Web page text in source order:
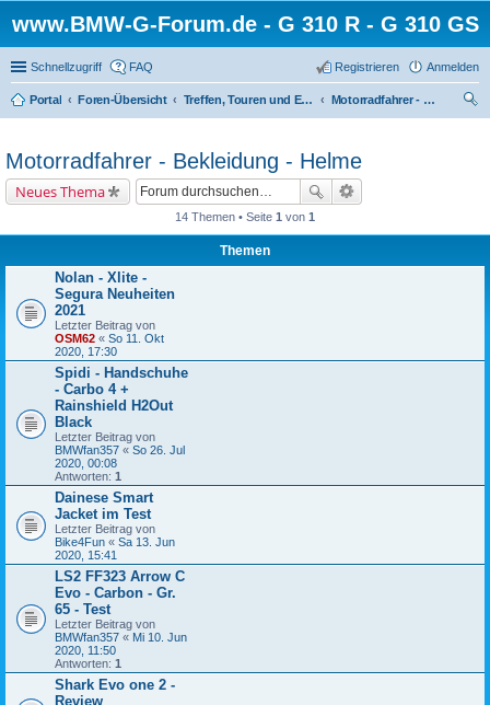
www.BMW-G-Forum.de - G 310 R - G 310 GS
Schnellzugriff FAQ Anmelden
Registrieren
Portal Foren-Übersicht Treffen, Touren und Events und alles was dazu gehört
Motorradfahrer - Bekleidung - Helme
Motorradfahrer - Bekleidung - Helme
Neues Thema
14 Themen • Seite 1 von 1
Themen
Nolan - Xlite -
Segura Neuheiten
2021
Letzter Beitrag von
OSM62 « So 11. Okt
2020, 17:30
Spidi - Handschuhe
- Carbo 4 +
Rainshield H2Out
Black
Letzter Beitrag von
BMWfan357 « So 26. Jul
2020, 00:08
Antworten: 1
Dainese Smart
Jacket im Test
Letzter Beitrag von
Bike4Fun « Sa 13. Jun
2020, 15:41
LS2 FF323 Arrow C
Evo - Carbon - Gr.
65 - Test
Letzter Beitrag von
BMWfan357 « Mi 10. Jun
2020, 11:50
Antworten: 1
Shark Evo one 2 -
Review